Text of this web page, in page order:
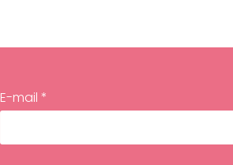
E-mail *